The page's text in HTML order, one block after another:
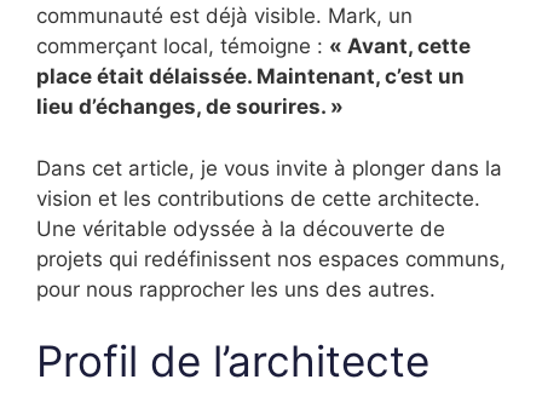
communauté est déjà visible. Mark, un
commerçant local, témoigne : « Avant, cette
place était délaissée. Maintenant, c’est un
lieu d’échanges, de sourires. »
Dans cet article, je vous invite à plonger dans la
vision et les contributions de cette architecte.
Une véritable odyssée à la découverte de
projets qui redéfinissent nos espaces communs,
pour nous rapprocher les uns des autres.
Profil de l’architecte